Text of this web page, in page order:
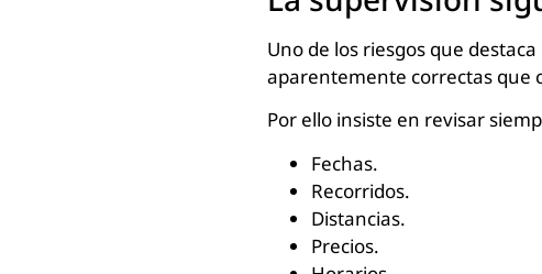
Uno de los riesgos que
aparentemente correctas que
Por ello insiste en revisar
Fechas.
Recorridos.
Distancias.
Precios.